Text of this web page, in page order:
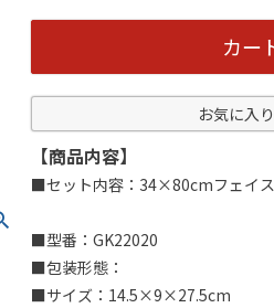
カー
お気に入
【商品内容】
■セット内容：34×80cmフェイ
■型番：GK22020
■包装形態：
■サイズ：14.5×9×27.5cm